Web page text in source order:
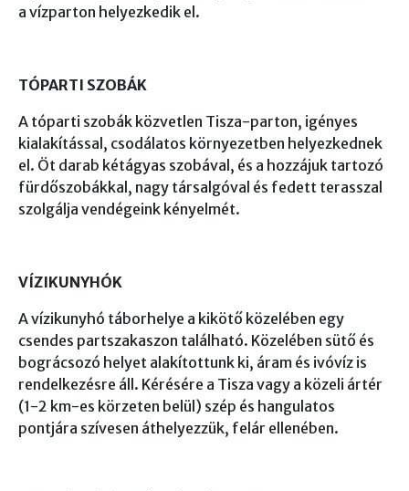
a vízparton helyezkedik el.
TÓPARTI SZOBÁK
A tóparti szobák közvetlen Tisza-parton, igényes
kialakítással, csodálatos környezetben helyezkednek
el. Öt darab kétágyas szobával, és a hozzájuk tartozó
fürdőszobákkal, nagy társalgóval és fedett terasszal
szolgálja vendégeink kényelmét.
VÍZIKUNYHÓK
A vízikunyhó táborhelye a kikötő közelében egy
csendes partszakaszon található. Közelében sütő és
bográcsozó helyet alakítottunk ki, áram és ivóvíz is
rendelkezésre áll. Kérésére a Tisza vagy a közeli ártér
(1-2 km-es körzeten belül) szép és hangulatos
pontjára szívesen áthelyezzük, felár ellenében.